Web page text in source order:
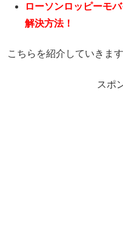
ローソンロッピーモ
解決方法！
こちらを紹介していきます
スポ